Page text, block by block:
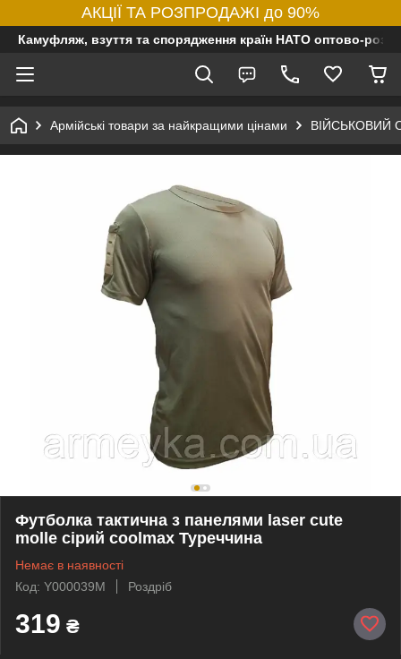
АКЦІЇ ТА РОЗПРОДАЖІ до 90%
Камуфляж, взуття та спорядження країн НАТО оптово-
Армійські товари за найкращими цінами ВІЙСЬКОВИЙ
Футболка тактична з панелями laser cute
molle сірий coolmax Туреччина
Немає в наявності
Код: Y000039M
Роздріб
319 ₴